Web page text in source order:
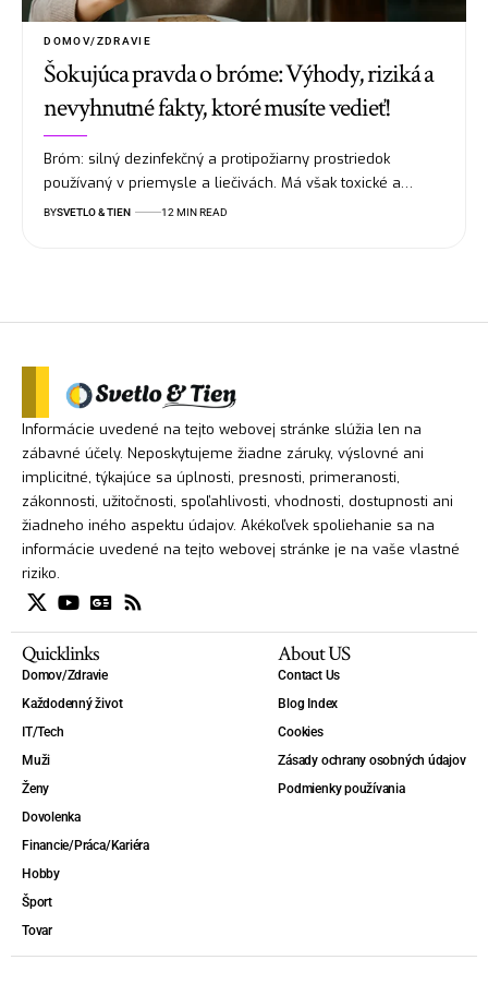
DOMOV/ZDRAVIE
Šokujúca pravda o bróme: Výhody, riziká a
nevyhnutné fakty, ktoré musíte vedieť!
Bróm: silný dezinfekčný a protipožiarny prostriedok
používaný v priemysle a liečivách. Má však toxické a…
BYSVETLO & TIEN 12 MIN READ
Informácie uvedené na tejto webovej stránke slúžia len na
zábavné účely. Neposkytujeme žiadne záruky, výslovné ani
implicitné, týkajúce sa úplnosti, presnosti, primeranosti,
zákonnosti, užitočnosti, spoľahlivosti, vhodnosti, dostupnosti ani
žiadneho iného aspektu údajov. Akékoľvek spoliehanie sa na
informácie uvedené na tejto webovej stránke je na vaše vlastné
riziko.
Quicklinks
Domov/Zdravie
Každodenný život
IT/Tech
Muži
Ženy
Dovolenka
Financie/Práca/Kariéra
Hobby
Šport
Tovar
About US
Contact Us
Blog Index
Cookies
Zásady ochrany osobných údajov
Podmienky používania